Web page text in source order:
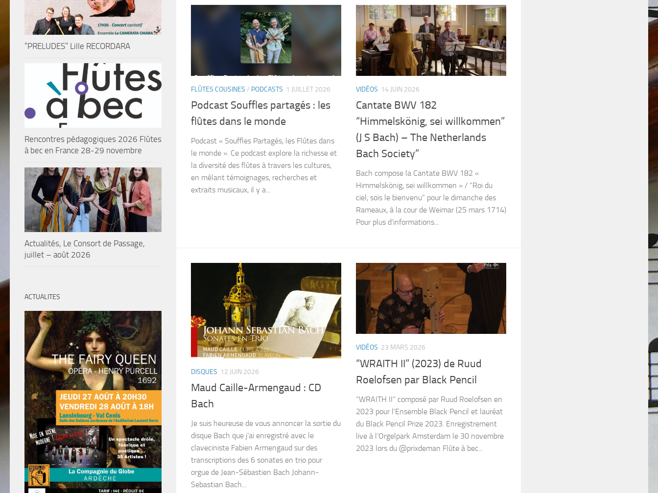
FLÛTES COUSINES / PODCASTS 1 JUILLET 2026
Podcast Souffles partagés : les
flûtes dans le monde
Podcast « Souffles Partagés, les Flûtes dans
le monde ». Ce podcast explore la richesse et
la diversité des flûtes à travers les cultures,
en mêlant témoignages, recherches et
extraits musicaux, il y a...
VIDÉOS 14 JUIN 2026
Cantate BWV 182
“Himmelskönig, sei willkommen”
(J S Bach) – The Netherlands
Bach Society”
Bach compose la Cantate BWV 182 «
Himmelskönig, sei willkommen » / “Roi du
ciel, sois le bienvenu” pour le dimanche des
Rameaux, à la cour de Weimar (25 mars 1714)
Pour plus d’informations...
DISQUES 12 JUIN 2026
Maud Caille-Armengaud : CD
Bach
Je suis heureuse de vous annoncer la sortie du
disque Bach que j’ai enregistré avec le
claveciniste Fabien Armengaud sur des
transcriptions des 6 sonates en trio pour
orgue de Jean-Sébastien Bach Johann-
Sebastian Bach...
VIDÉOS 23 MARS 2026
“WRAITH II” (2023) de Ruud
Roelofsen par Black Pencil
“WRAITH II” composé par Ruud Roelofsen en
2023 pour l’Ensemble Black Pencil et lauréat
du Black Pencil Prize 2023. Enregistrement
live à l’Orgelpark Amsterdam le 30 novembre
2023 lors du @prixdeman Flûte à bec...
“PRELUDES” Lille RECORDARA
Rencontres pédagogiques 2026 Flûtes
à bec en France 28-29 novembre
Actualités, Le Consort de Passage,
juillet – août 2026
ACTUALITES